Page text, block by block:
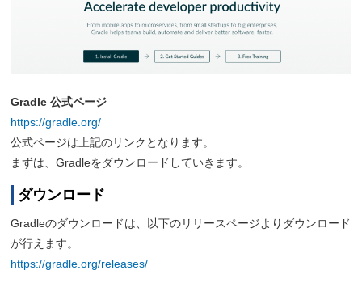
Gradle 公式ページ
https://gradle.org/
公式ページは上記のリンクとなります。
まずは、Gradleをダウンロードしていきます。
ダウンロード
Gradleのダウンロードは、以下のリリースページよりダウンロード
が行えます。
https://gradle.org/releases/